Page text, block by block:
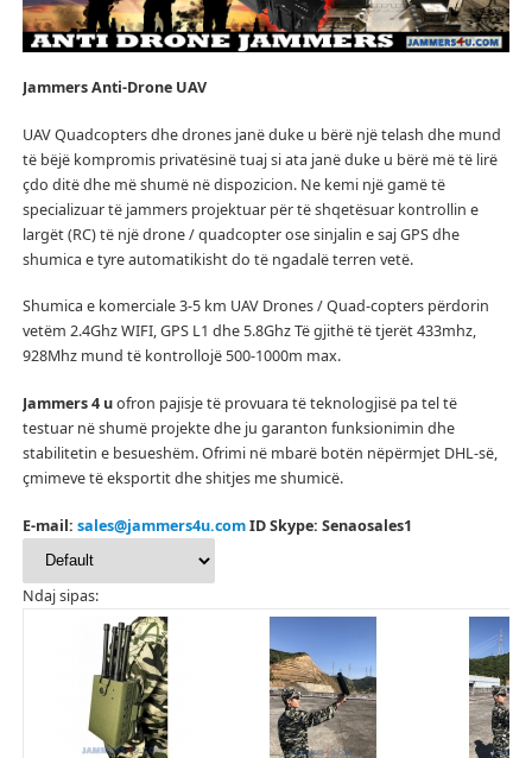
JammersAnti-Drone UAV
UAV Quadcopters dhe drones janë duke u bërë një telash dhe mund
të bëjë kompromis privatësinë tuaj si ata janë duke u bërë më të lirë
çdo ditë dhe më shumë në dispozicion. Ne kemi një gamë të
specializuar të jammers projektuar për të shqetësuar kontrollin e
largët (RC) të një drone / quadcopter ose sinjalin e saj GPS dhe
shumica e tyre automatikisht do të ngadalë terren vetë.
Shumica e komerciale 3-5 km UAV Drones / Quad-copters përdorin
vetëm 2.4Ghz WIFI, GPS L1 dhe 5.8Ghz Të gjithë të tjerët 433mhz,
928Mhz mund të kontrollojë 500-1000m max.
Jammers 4 uofron pajisje të provuara të teknologjisë pa tel të
testuar në shumë projekte dhe ju garanton funksionimin dhe
stabilitetin e besueshëm.Ofrimi në mbarë botën nëpërmjet DHL-së,
çmimeve të eksportit dhe shitjes me shumicë.
E-mail: sales@jammers4u.comID Skype: Senaosales1
Ndaj sipas: